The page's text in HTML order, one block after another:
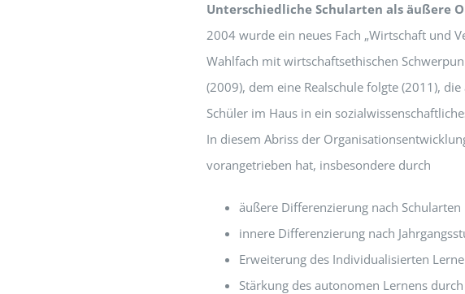
Unterschiedliche Schularten als äußere
2004 wurde ein neues Fach „Wirtschaft und
Wahlfach mit wirtschaftsethischen
(2009), dem eine Realschule folgte (2011),
Schüler im Haus in ein
In diesem Abriss der
vorangetrieben hat, insbesondere durch
äußere Differenzierung nach Schularten
innere Differenzierung nach
Erweiterung des Individualisierten
Stärkung des autonomen Lernens